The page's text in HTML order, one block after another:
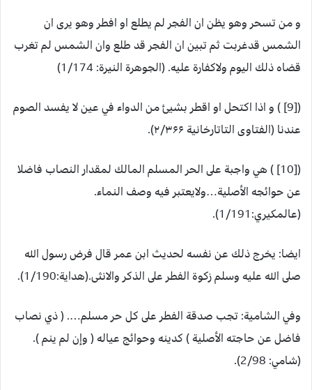
و من تسحر وهو يظن ان الفجر لم يطلع او افطر وهو يرى ان
الشمس قدغربت ثم تبين ان الفجر قد طلع وان الشمس لم تغرب
قضاه ذلك اليوم ولاكفارة عليه. (الجوهرة النيرة: 1/174)
([9] ) و اذا اكتحل او اقطر بشيئ من الدواء في عين لا يفسد الصوم
عندنا (الفتاوى التاتارخانية ۲/۳۶۶).
([10] ) هي واجبة على الحر المسلم المالك لمقدار النصاب فاضلا
عن حوائجه الأصلية…ولايعتبر فيه وصف النماء.
(عالمكيري:1/191).
ايضا: يخرج ذلك عن نفسه لحديث ابن عمر قال فرض رسول الله
صلى الله عليه وسلم زكوة الفطر على الذكر والانثى.(هداية:1/190).
وفي الشامية: تجب صدقة الفطر على كل حر مسلم…. ( ذي نصاب
فاضل عن حاجته الأصلية ) كدينه وحوائج عياله ( وإن لم ينم ).
(شامي: 2/98).